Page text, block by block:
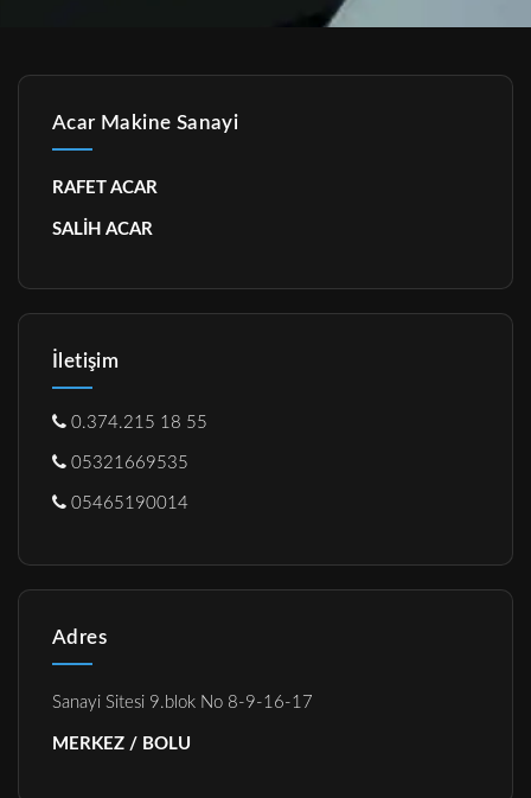
Acar Makine Sanayi
RAFET ACAR
SALİH ACAR
İletişim
0.374.215 18 55
05321669535
05465190014
Adres
Sanayi Sitesi 9.blok No 8-9-16-17
MERKEZ / BOLU